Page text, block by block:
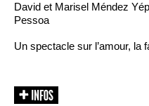
David et Marisel Méndez
Pessoa
Un spectacle sur l’amour, la